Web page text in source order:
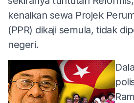
kenaikan sewa Projek
(PPR) dikaji semula, tidak
negeri.